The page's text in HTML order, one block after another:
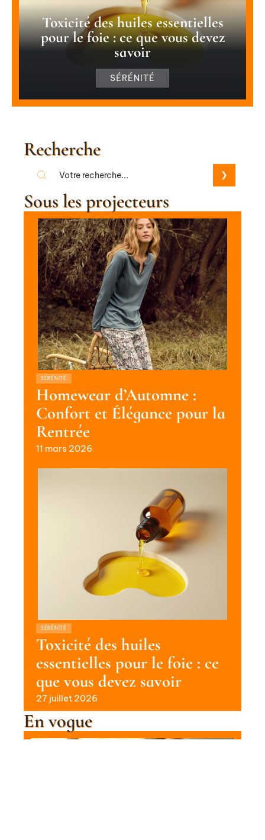
Toxicité des huiles essentielles
pour le foie : ce que vous devez
savoir
SÉRÉNITÉ
Recherche
Sous les projecteurs
SÉRÉNITÉ
Homewear d’Automne :
Confort et Élégance pour la
Rentrée
11 mars 2026
SÉRÉNITÉ
Toxicité des huiles
essentielles pour le foie : ce
que vous devez savoir
27 juillet 2026
En vogue